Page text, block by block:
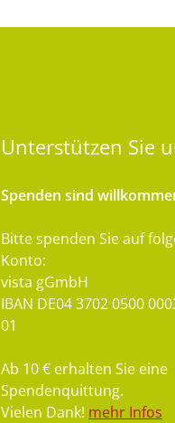
Unterstützen Sie
Spenden sind
Bitte spenden Sie auf
Konto:
vista gGmbH
IBAN DE04 3702 0500
01
Ab 10 € erhalten Sie eine
Spendenquittung.
Vielen Dank! mehr Infos